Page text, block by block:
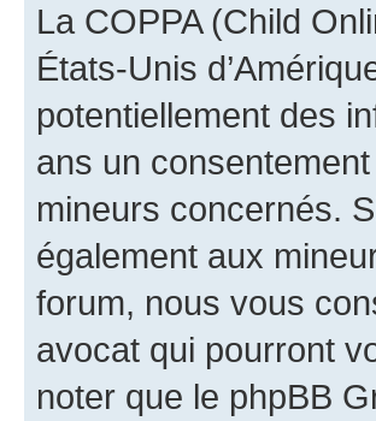
La COPPA (Child
États-Unis
potentiellement des
ans un
mineurs concernés.
également aux
forum, nous vous
avocat qui pourront
noter que le phpBB